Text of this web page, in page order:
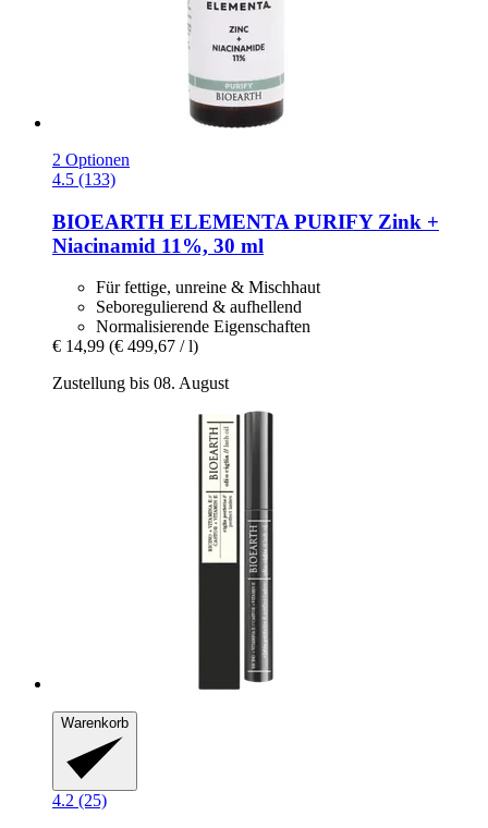
2 Optionen
4.5 (133)
BIOEARTH ELEMENTA PURIFY Zink +
Niacinamid 11%, 30 ml
Für fettige, unreine & Mischhaut
Seboregulierend & aufhellend
Normalisierende Eigenschaften
€ 14,99 (€ 499,67 / l)
Zustellung bis 08. August
Warenkorb
4.2 (25)